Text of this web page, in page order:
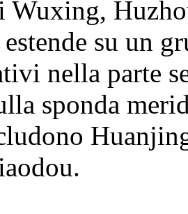
Wuxing,
su un
nella parte
sponda